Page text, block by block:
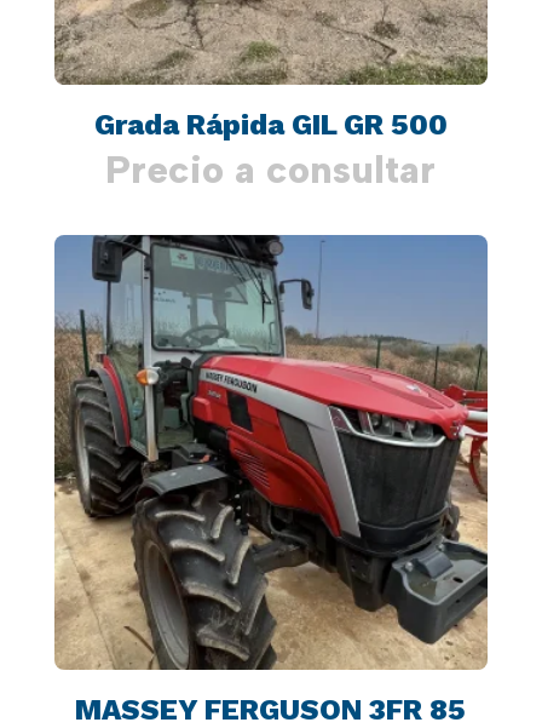
Grada Rápida GIL GR 500
Precio a consultar
MASSEY FERGUSON 3FR 85